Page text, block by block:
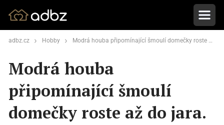
adbz.cz Hobby Modrá houba připomínající šmoulí domečky roste až do jara. Málokdo ví, že je límcovka měděnková jedlá
Modrá houba
připomínající šmoulí
domečky roste až do jara.